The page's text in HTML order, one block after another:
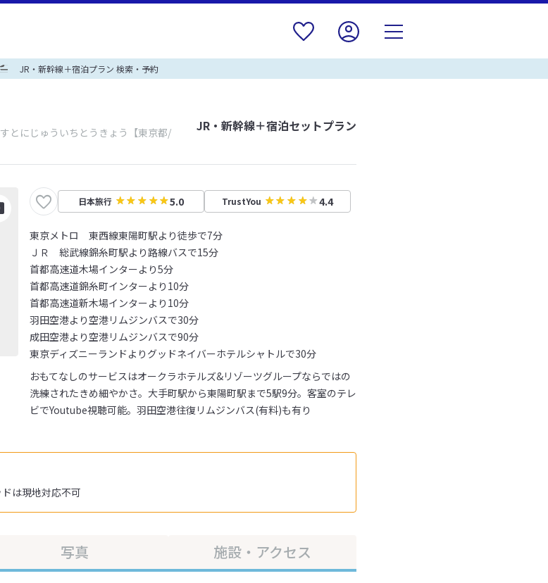
JR・新幹線＋宿泊プラン 検索・予約
とにじゅういちとうきょう
【東京都/
JR・新幹線＋宿泊セットプラン
日本旅行 5.0 TrustYou 4.4
東京メトロ 東西線東陽町駅より徒歩で7分
ＪＲ 総武線錦糸町駅より路線バスで15分
首都高速道木場インターより5分
首都高速道錦糸町インターより10分
首都高速道新木場インターより10分
羽田空港より空港リムジンバスで30分
成田空港より空港リムジンバスで90分
東京ディズニーランドよりグッドネイバーホテルシャトルで30分
は現地対応不可
おもてなしのサービスはオークラホテルズ&リゾーツグループならではの
洗練されたきめ細やかさ。大手町駅から東陽町駅まで5駅9分。客室のテレ
ビでYoutube視聴可能。羽田空港往復リムジンバス(有料)も有り
写真 施設・アクセス